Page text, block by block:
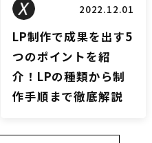
2022.12.01
LP制作で成果を出す5
つのポイントを紹
介！LPの種類から制
作手順まで徹底解説